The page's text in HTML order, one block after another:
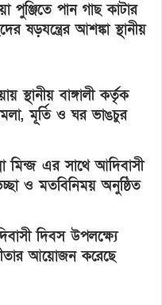
পুঞ্জিতে পান গাছ কাটার
ষড়যন্ত্রের আশঙ্কা স্থানীয়
স্থানীয় বাঙ্গালী কর্তৃক
মূর্তি ও ঘর ভাঙচুর
মিন্জ এর সাথে আদিবাসী
ও মতবিনিময় অনুষ্ঠিত
দিবস উপলক্ষ্যে
আয়োজন করেছে